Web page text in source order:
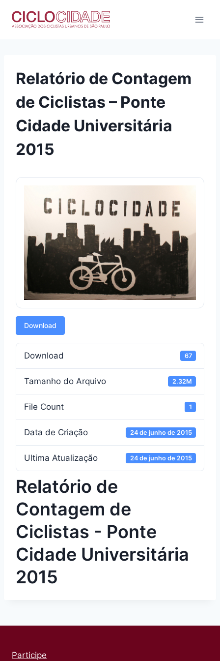
para
Relatório de Contagem
de Ciclistas – Ponte
Cidade Universitária
2015
Download
Download 67
Tamanho do Arquivo 2.32M
File Count 1
Data de Criação 24 de junho de 2015
Ultima Atualização 24 de junho de 2015
Relatório de
Contagem de
Ciclistas - Ponte
Cidade Universitária
2015
Participe